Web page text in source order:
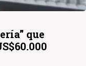
que